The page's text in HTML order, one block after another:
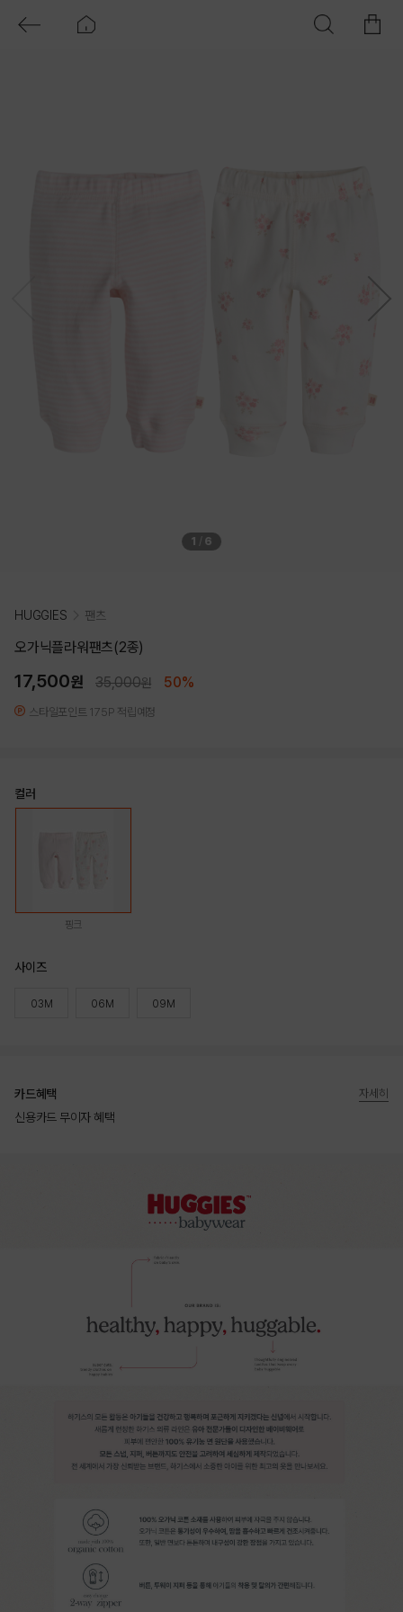
1 / 6
HUGGIES 팬츠
오가닉플라워팬츠(2종)
17,500원 35,000원 50%
스타일포인트 175P 적립예정
컬러
핑크
사이즈
03M 06M 09M
카드혜택
신용카드 무이자 혜택
자세히